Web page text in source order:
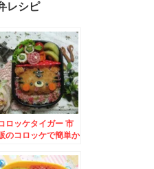
レシピ
ロッケタイガー 市
のコロッケで簡単か